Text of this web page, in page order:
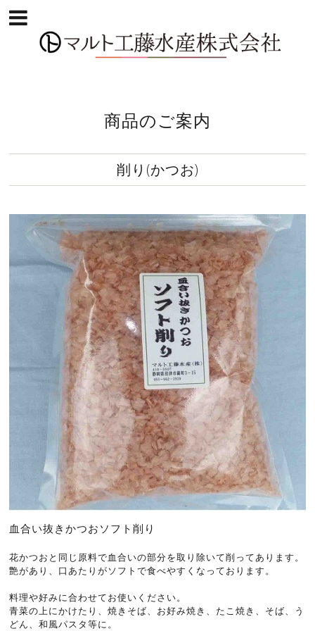
商品のご案内
削り(かつお)
血合い抜きかつおソフト削り
花かつおと同じ原料で血合いの部分を取り除いて削ってあります。
艶があり、口あたりがソフトで食べやすくなっております。
料理や好みに合わせてお使いください。
青菜の上にかけたり、焼きそば、お好み焼き、たこ焼き、そば、う
どん、和風パスタ等に。